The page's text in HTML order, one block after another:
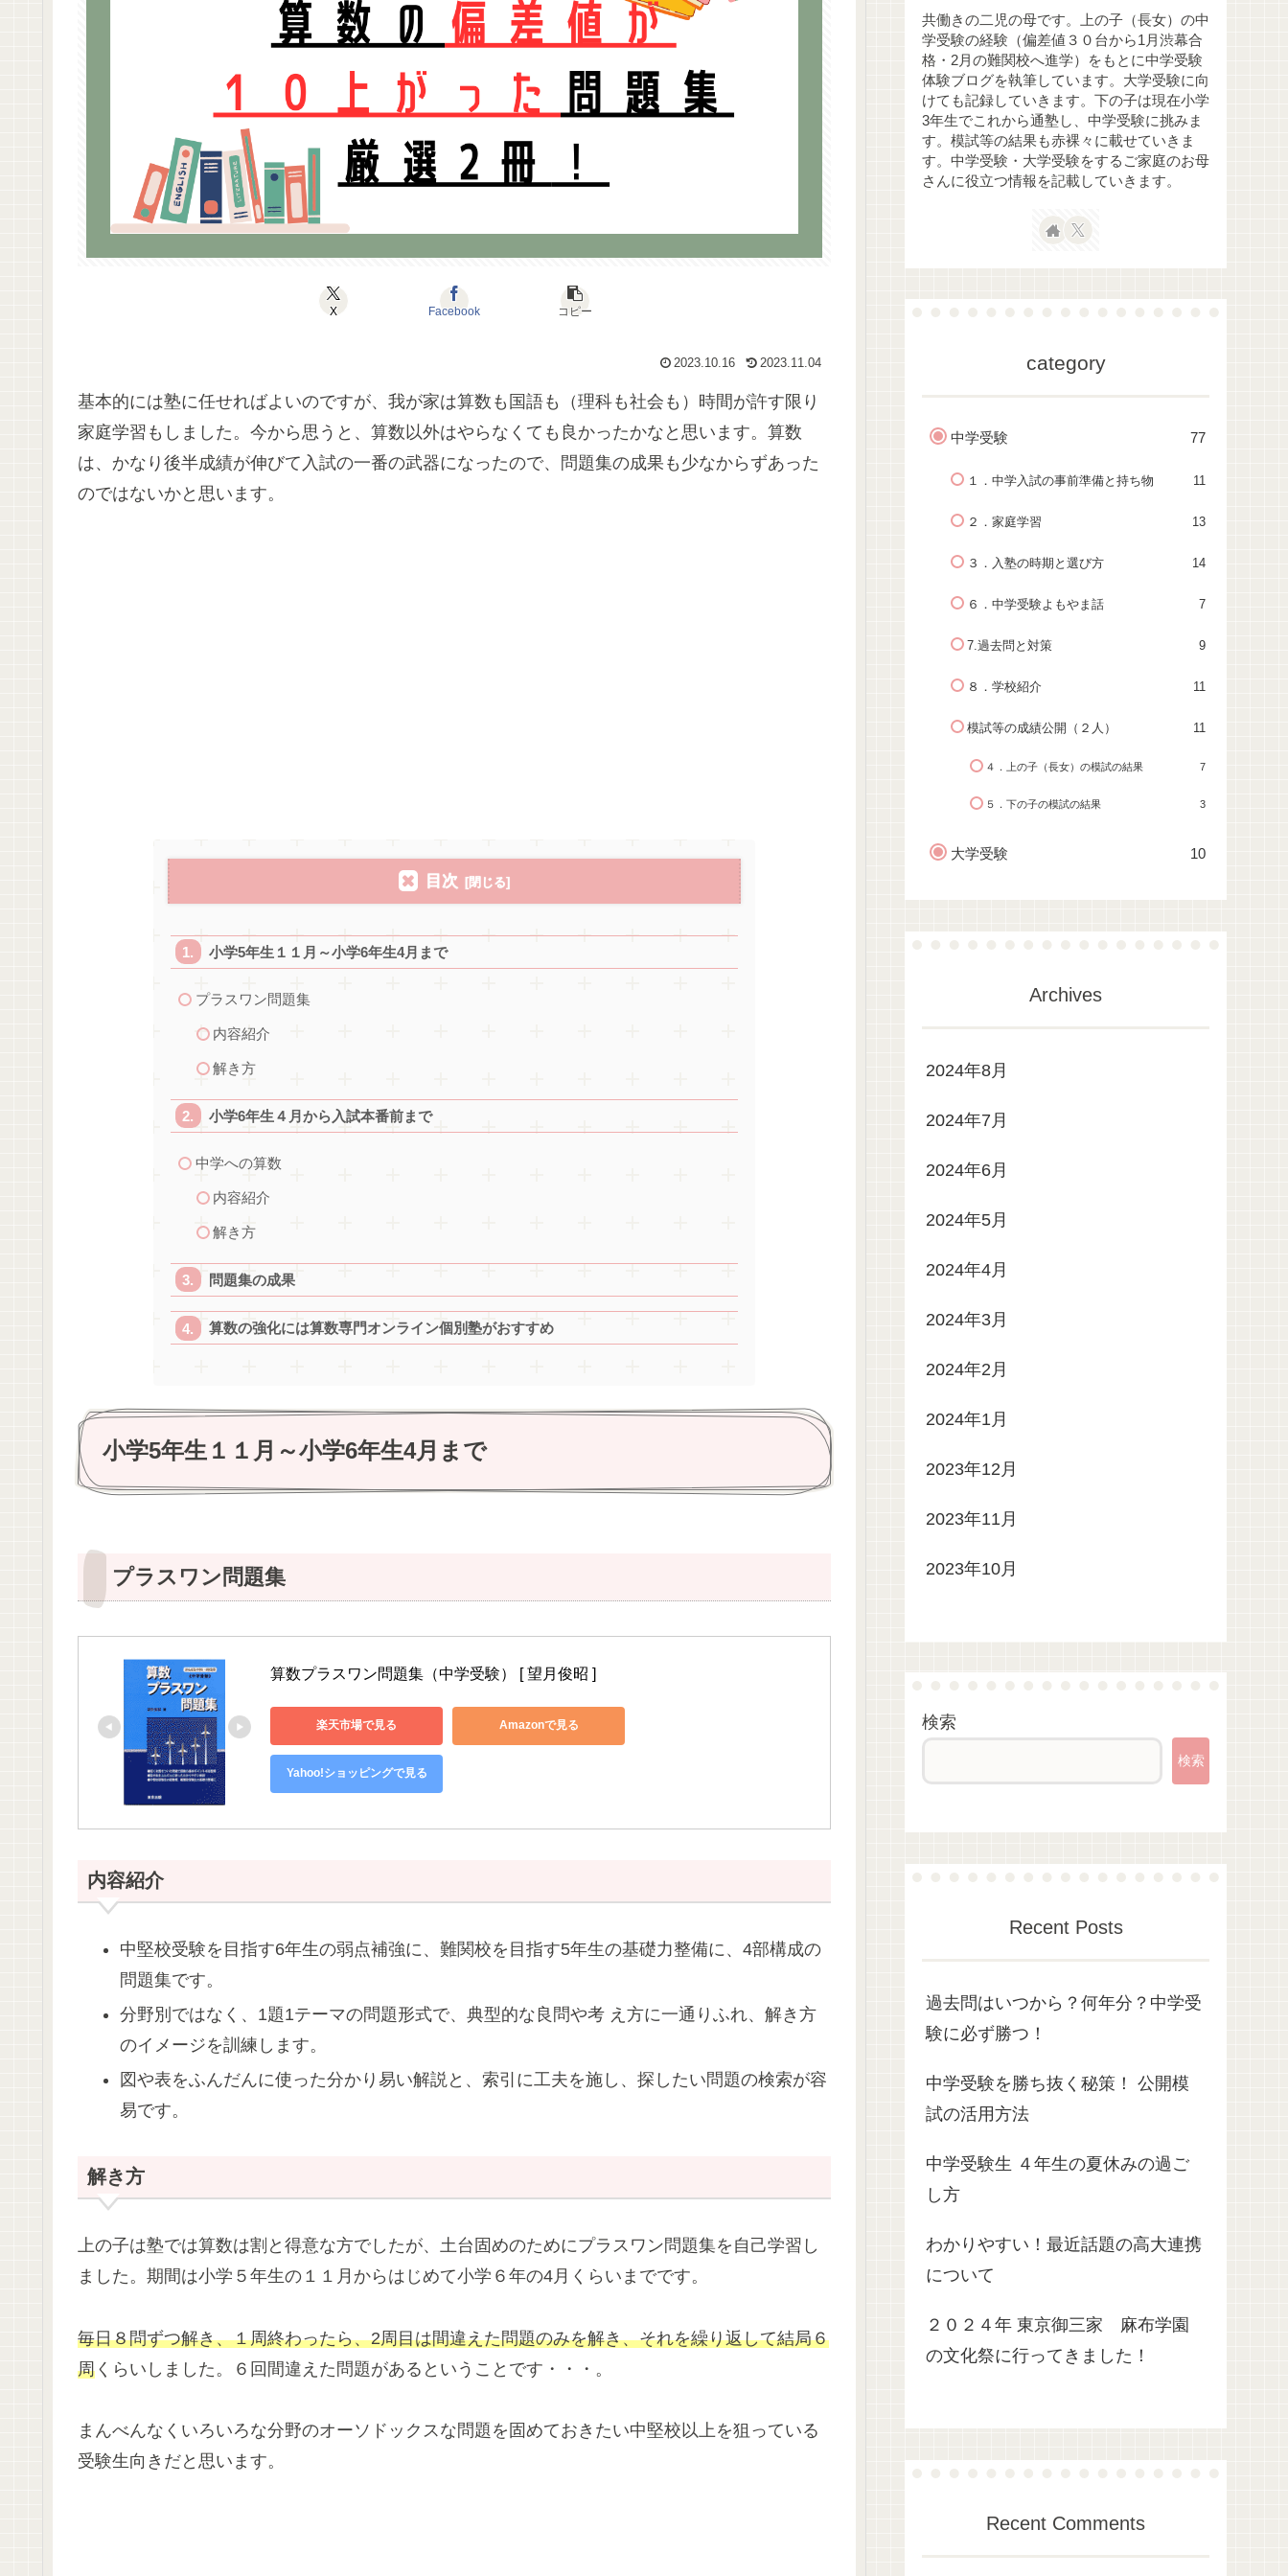
X Facebook コピー
2023.10.16 2023.11.04
基本的には塾に任せればよいのですが、我が家は算数も国語も（理科も社会も）時間が許す限り
家庭学習もしました。今から思うと、算数以外はやらなくても良かったかなと思います。算数
は、かなり後半成績が伸びて入試の一番の武器になったので、問題集の成果も少なからずあった
のではないかと思います。
目次
小学5年生１１月～小学6年生4月まで
プラスワン問題集
内容紹介
解き方
小学6年生４月から入試本番前まで
中学への算数
内容紹介
解き方
問題集の成果
算数の強化には算数専門オンライン個別塾がおすすめ
小学5年生１１月～小学6年生4月まで
プラスワン問題集
算数プラスワン問題集（中学受験） [ 望月俊昭 ]
楽天市場で見る Amazonで見る
Yahoo!ショッピングで見る
内容紹介
中堅校受験を目指す6年生の弱点補強に、難関校を目指す5年生の基礎力整備に、4部構成の
問題集です。
分野別ではなく、1題1テーマの問題形式で、典型的な良問や考 え方に一通りふれ、解き方
のイメージを訓練します。
図や表をふんだんに使った分かり易い解説と、索引に工夫を施し、探したい問題の検索が容
易です。
解き方
上の子は塾では算数は割と得意な方でしたが、土台固めのためにプラスワン問題集を自己学習し
ました。期間は小学５年生の１１月からはじめて小学６年の4月くらいまでです。
毎日８問ずつ解き、１周終わったら、2周目は間違えた問題のみを解き、それを繰り返して結局６
周 くらいしました。６回間違えた問題があるということです・・・。
まんべんなくいろいろな分野のオーソドックスな問題を固めておきたい中堅校以上を狙っている
受験生向きだと思います。
共働きの二児の母です。上の子（長女）の中
学受験の経験（偏差値３０台から1月渋幕合
格・2月の難関校へ進学）をもとに中学受験
体験ブログを執筆しています。大学受験に向
けても記録していきます。下の子は現在小学
3年生でこれから通塾し、中学受験に挑みま
す。模試等の結果も赤裸々に載せていきま
す。中学受験・大学受験をするご家庭のお母
さんに役立つ情報を記載していきます。
category
中学受験 77
１．中学入試の事前準備と持ち物 11
２．家庭学習 13
３．入塾の時期と選び方 14
６．中学受験よもやま話 7
7.過去問と対策 9
８．学校紹介 11
模試等の成績公開（２人） 11
４．上の子（長女）の模試の結果 7
５．下の子の模試の結果 3
大学受験 10
Archives
2024年8月
2024年7月
2024年6月
2024年5月
2024年4月
2024年3月
2024年2月
2024年1月
2023年12月
2023年11月
2023年10月
検索
検索
Recent Posts
過去問はいつから？何年分？中学受
験に必ず勝つ！
中学受験を勝ち抜く秘策！ 公開模
試の活用方法
中学受験生 ４年生の夏休みの過ご
し方
わかりやすい！最近話題の高大連携
について
２０２４年 東京御三家 麻布学園
の文化祭に行ってきました！
Recent Comments